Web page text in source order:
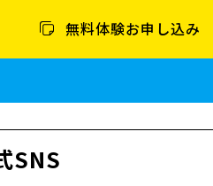
無料体験お申し込み
SNS